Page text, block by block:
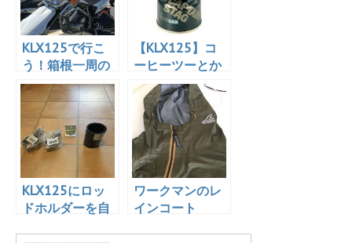
KLX125で行こ
う！箱根一周の
旅 その2 箱
根湯本〜大湧谷
で黒たまご？
2017.05.27
【KLX125】コ
ーヒーツーとか
ラーツーとかし
たいのだよ
KLX125にロッ
ドホルダーを自
ワークマンのレ
インコート